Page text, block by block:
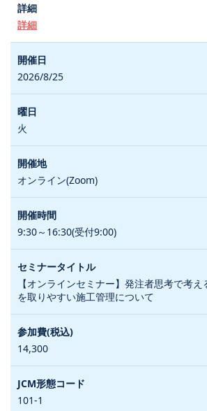
詳細
2026/8/25
火
オンライン(Zoom)
9:30～16:30(受付9:00)
【オンラインセミナー】発注者思考で考
を取りやすい施工管理について
14,300
101-1